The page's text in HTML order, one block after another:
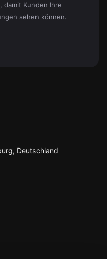
damit Kunden Ihre
sehen können.
Deutschland